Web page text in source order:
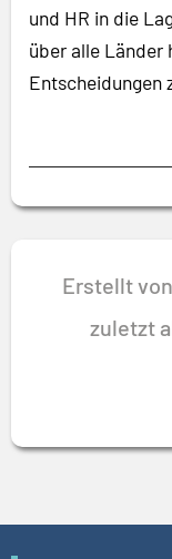
und HR in die
über alle Länder
Entscheidungen
Erstellt
zuletzt